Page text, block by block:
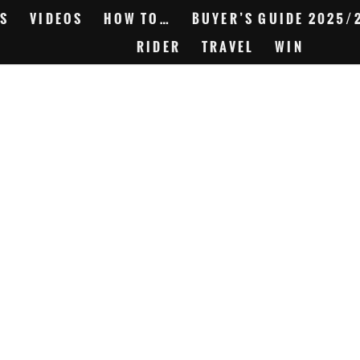
VIDEOS HOW TO…
BUYER’S GUIDE 2025/
RIDER
TRAVEL WIN